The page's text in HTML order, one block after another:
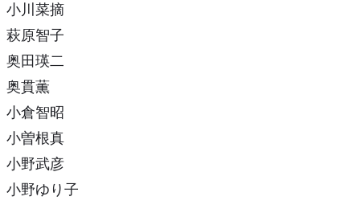
小川菜摘
萩原智子
奥田瑛二
奥貫薫
小倉智昭
小曽根真
小野武彦
小野ゆり子